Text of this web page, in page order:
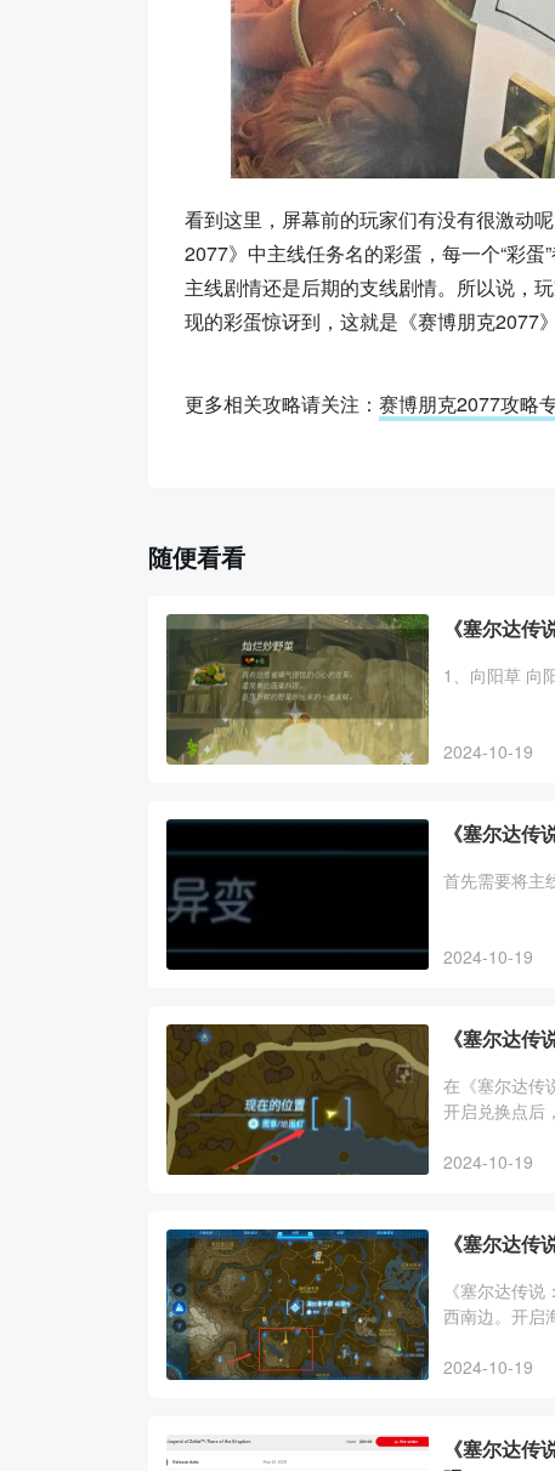
看到这里，屏幕前的玩家们有没有很激动
2077》中主线任务名的彩蛋，每一个“彩
主线剧情还是后期的支线剧情。所以说，
现的彩蛋惊讶到，这就是《赛博朋克2077
更多相关攻略请关注： 赛博朋克2077攻略
随便看看
《塞尔达
1、向阳草 向
2024-10-19
《塞尔达
首先需要将主
2024-10-19
《塞尔达
在《塞尔达传
开启兑换点后
2024-10-19
《塞尔达
《塞尔达传
西南边。开启
2024-10-19
《塞尔达